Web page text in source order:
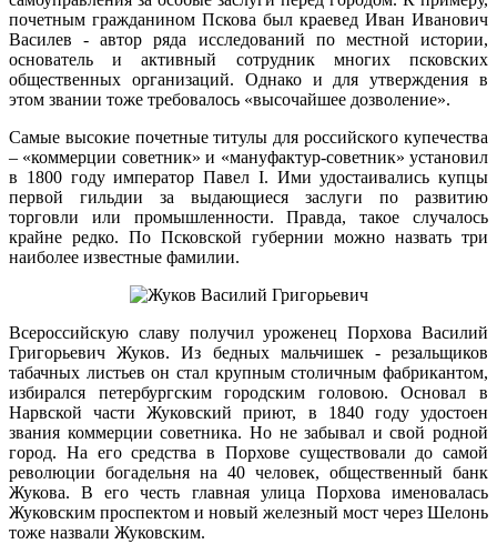
почетным гражданином Пскова был краевед Иван Иванович
Василев - автор ряда исследований по местной истории,
основатель и активный сотрудник многих псковских
общественных организаций. Однако и для утверждения в
этом звании тоже требовалось «высочайшее дозволение».
Самые высокие почетные титулы для российского купечества
– «коммерции советник» и «мануфактур-советник» установил
в 1800 году император Павел I. Ими удостаивались купцы
первой гильдии за выдающиеся заслуги по развитию
торговли или промышленности. Правда, такое случалось
крайне редко. По Псковской губернии можно назвать три
наиболее известные фамилии.
Всероссийскую славу получил уроженец Порхова Василий
Григорьевич Жуков. Из бедных мальчишек - резальщиков
табачных листьев он стал крупным столичным фабрикантом,
избирался петербургским городским головою. Основал в
Нарвской части Жуковский приют, в 1840 году удостоен
звания коммерции советника. Но не забывал и свой родной
город. На его средства в Порхове существовали до самой
революции богадельня на 40 человек, общественный банк
Жукова. В его честь главная улица Порхова именовалась
Жуковским проспектом и новый железный мост через Шелонь
тоже назвали Жуковским.